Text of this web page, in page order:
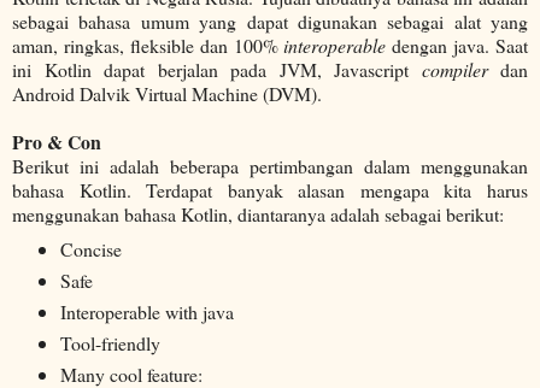
sebagai bahasa umum yang dapat digunakan sebagai alat yang
aman, ringkas, fleksible dan 100%interoperabledengan java. Saat
ini Kotlin dapat berjalan pada JVM, Javascript compilerdan
Android Dalvik Virtual Machine (DVM).
Pro & Con
Berikut ini adalah beberapa pertimbangan dalam menggunakan
bahasa Kotlin. Terdapat banyak alasan mengapa kita harus
menggunakan bahasa Kotlin, diantaranya adalah sebagai berikut:
Concise
Safe
Interoperable with java
Tool-friendly
Many cool feature: